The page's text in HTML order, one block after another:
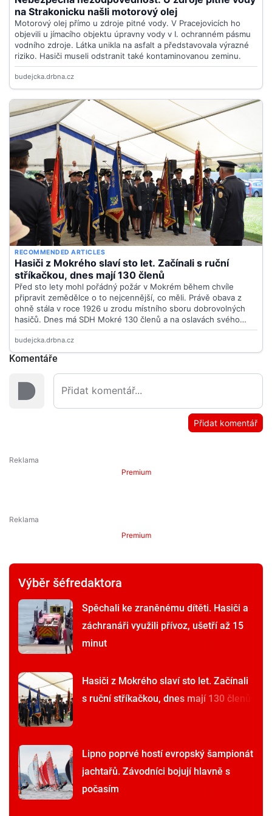
Komentáře
Přidat komentář
Premium
Premium
Výběr šéfredaktora
Spěchali ke zraněnému dítěti. Hasiči a
záchranáři využili přívoz, ušetří až 15
minut
Hasiči z Mokrého slaví sto let. Začínali
s ruční stříkačkou, dnes mají 130 členů
Lipno poprvé hostí evropský šampionát
jachtařů. Závodníci bojují hlavně s
počasím